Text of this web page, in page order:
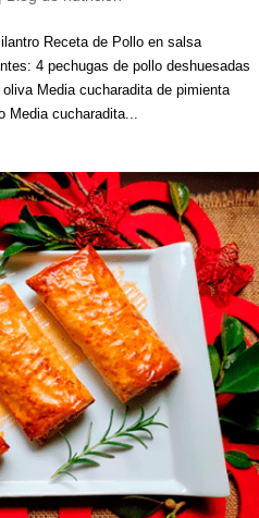
Receta de Pollo en salsa
4 pechugas de pollo deshuesadas
Media cucharadita de pimienta
Media cucharadita...